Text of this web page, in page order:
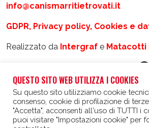
info@canismarritietrovati.it
GDPR, Privacy policy, Cookies e
Realizzato da Intergraf e Matacotti
QUESTO SITO WEB UTILIZZA I COOKIES
Su questo sito utilizziamo cookie
consenso, cookie di profilazione di
"Accetta", acconsenti all'uso di TUTTI i
puoi visitare "Impostazioni cookie" per